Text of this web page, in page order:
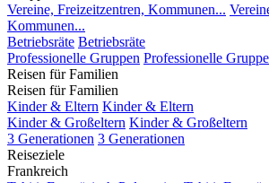
Vereine, Freizeitzentren, Kommunen...
Kommunen...
Betriebsräte Betriebsräte
Professionelle Gruppen Professionelle
Reisen für Familien
Reisen für Familien
Kinder & Eltern Kinder & Eltern
Kinder & Großeltern Kinder & Großeltern
3 Generationen 3 Generationen
Reiseziele
Frankreich